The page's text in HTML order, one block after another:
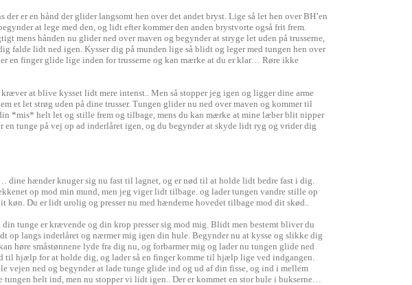
er en hånd der glider langsomt hen over det andet bryst. Lige så let hen over BH’en
at lege med den, og lidt efter kommer den anden brystvorte også frit frem.
mens hånden nu glider ned over maven og begynder at stryge let uden på trusserne,
lidt ned igen. Kysser dig på munden lige så blidt og leger med tungen hen over
en finger glide lige inden for trusserne og kan mærke at du er klar… Røre ikke
at blive kysset lidt mere intenst.. Men så stopper jeg igen og ligger dine arme
et let strøg uden på dine trusser. Tungen glider nu ned over maven og kommer til
*mis* helt let og stille frem og tilbage, mens du kan mærke at mine læber blit nipper
tunge på vej op ad inderlåret igen, og du begynder at skyde lidt ryg og vrider dig
dine hænder knuger sig nu fast til lagnet, og er nød til at holde lidt bedre fast i dig.
op mod min mund, men jeg viger lidt tilbage. og lader tungen vandre stille op
køn. Du er lidt urolig og presser nu med hænderne hovedet tilbage mod dit skød..
tunge er krævende og din krop presser sig mod mig. Blidt men bestemt bliver du
op langs inderlåret og nærmer mig igen din hule. Begynder nu at kysse og slikke dig
høre småstønnene lyde fra dig nu, og forbarmer mig og lader nu tungen glide ned
til hjælp for at holde dig, og lader så en finger komme til hjælp lige ved indgangen.
vejen ned og begynder at lade tunge glide ind og ud af din fisse, og ind i mellem
helt ind, men nu stopper vi lidt igen.. Der er kommet en stor bule i bukserne…